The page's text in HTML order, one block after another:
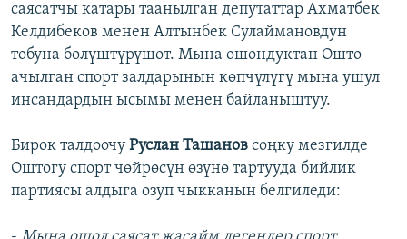
саясатчы катары таанылган депутаттар Ахматбек
Келдибеков менен Алтынбек Сулаймановдун
тобуна бөлүштүрүшөт. Мына ошондуктан Ошто
ачылган спорт залдарынын көпчүлүгү мына ушул
инсандардын ысымы менен байланыштуу.
Бирок талдоочу Руслан Ташанов соңку мезгилде
Оштогу спорт чөйрөсүн өзүнө тартууда бийлик
партиясы алдыга озуп чыкканын белгиледи: